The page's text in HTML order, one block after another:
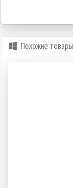
Похожие товары